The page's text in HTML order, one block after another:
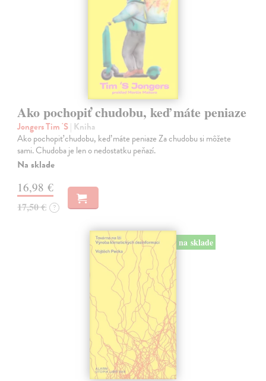
Ako pochopiť chudobu, keď máte peniaze
Jongers Tim 'S| Kniha
Ako pochopiť chudobu, keď máte peniaze Za chudobu si môžete
sami. Chudoba je len o nedostatku peňazí.
Na sklade
16,98 €
17,50 € ?
na sklade